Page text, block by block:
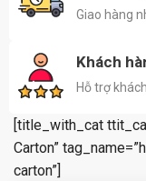
Giao hàng
Khách
Hỗ trợ
[title_with_cat
Carton”
carton”]